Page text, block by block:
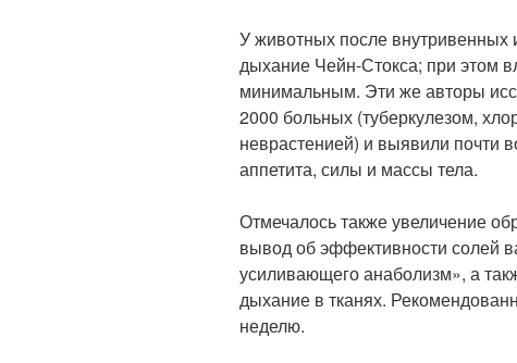
У животных после внутривенных
дыхание Чейн-Стокса; при этом
минимальным. Эти же авторы
2000 больных (туберкулезом,
неврастенией) и выявили почти
аппетита, силы и массы тела.
Отмечалось также увеличение
вывод об эффективности солей
усиливающего анаболизм», а
дыхание в тканях.
неделю.